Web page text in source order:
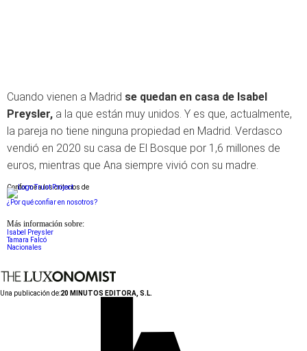
Cuando vienen a Madrid se quedan en casa de Isabel
Preysler, a la que están muy unidos. Y es que, actualmente,
la pareja no tiene ninguna propiedad en Madrid. Verdasco
vendió en 2020 su casa de El Bosque por 1,6 millones de
euros, mientras que Ana siempre vivió con su madre.
Conforme a los criterios de
¿Por qué confiar en nosotros?
Más información sobre:
Isabel Preysler
Tamara Falcó
Nacionales
Una publicación de:20 MINUTOS EDITORA, S.L.